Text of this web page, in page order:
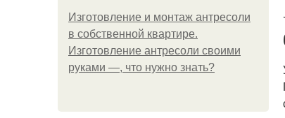
Изготовление и монтаж антресоли
в собственной квартире.
Изготовление антресоли своими
руками —, что нужно знать?